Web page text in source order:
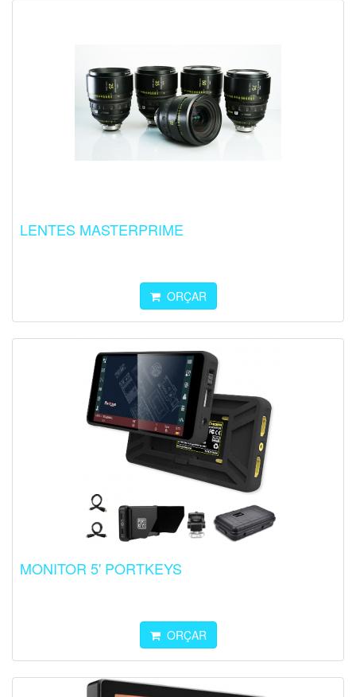
LENTES MASTERPRIME
ORÇAR
MONITOR 5' PORTKEYS
ORÇAR